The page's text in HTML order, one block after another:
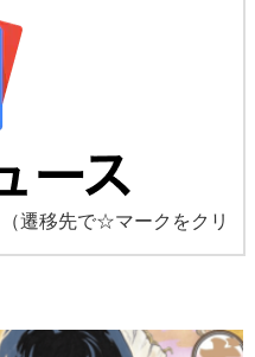
（遷移先で☆マークをクリ